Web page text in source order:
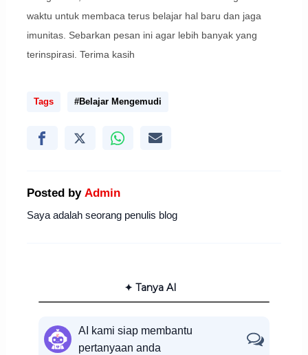
waktu untuk membaca terus belajar hal baru dan jaga
imunitas. Sebarkan pesan ini agar lebih banyak yang
terinspirasi. Terima kasih
Tags #Belajar Mengemudi
Posted by Admin
Saya adalah seorang penulis blog
✦ Tanya AI
AI kami siap membantu
pertanyaan anda